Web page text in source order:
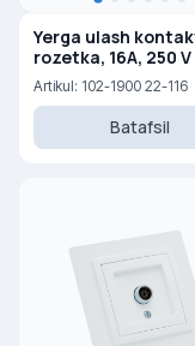
Yerga ulash
rozetka, 16A, 250 V
Artikul: 102-1900 22-116
Batafsil